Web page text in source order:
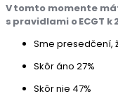
V tomto momente
s pravidlami o ECGT
Sme presedčení,
Skôr áno 27%
Skôr nie 47%